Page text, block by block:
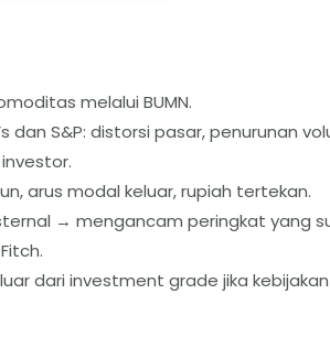
melalui BUMN.
dan S&P: distorsi pasar, penurunan
arus modal keluar, rupiah tertekan.
→ mengancam peringkat yang
dari investment grade jika